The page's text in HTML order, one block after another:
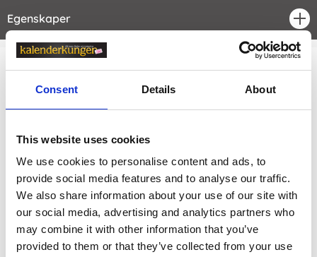
Consent Details About
This website uses cookies
We use cookies to personalise content and ads, to
provide social media features and to analyse our traffic.
We also share information about your use of our site with
our social media, advertising and analytics partners who
may combine it with other information that you’ve
provided to them or that they’ve collected from your use
Egenskaper
Kontorsvaror
Kontorsvaror / Skriva & Rita /
Kontorsvaror / Skriva & Rita
Konstnärsmaterial / Konstnärspennor /
Akvarellpen
nor
Konstnärsmaterial